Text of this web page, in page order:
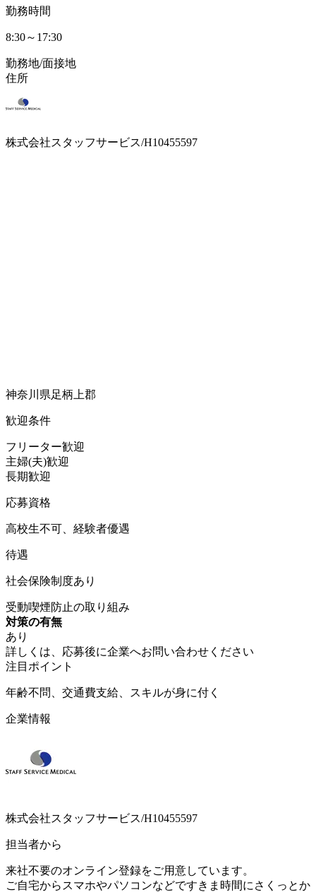
勤務時間
8:30～17:30
勤務地/面接地
住所
株式会社スタッフサービス/H10455597
神奈川県足柄上郡
歓迎条件
フリーター歓迎
主婦(夫)歓迎
長期歓迎
応募資格
高校生不可、経験者優遇
待遇
社会保険制度あり
受動喫煙防止の取り組み
対策の有無
あり
詳しくは、応募後に企業へお問い合わせください
注目ポイント
年齢不問、交通費支給、スキルが身に付く
企業情報
株式会社スタッフサービス/H10455597
担当者から
来社不要のオンライン登録をご用意しています。
ご自宅からスマホやパソコンなどですきま時間にさくっとか